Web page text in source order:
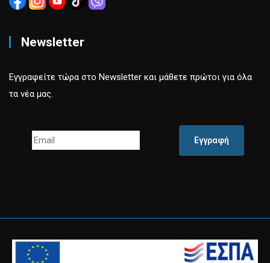
Newsletter
Εγγραφείτε τώρα στο Newsletter και μάθετε πρώτοι για όλα
τα νέα μας.
Εγγραφή